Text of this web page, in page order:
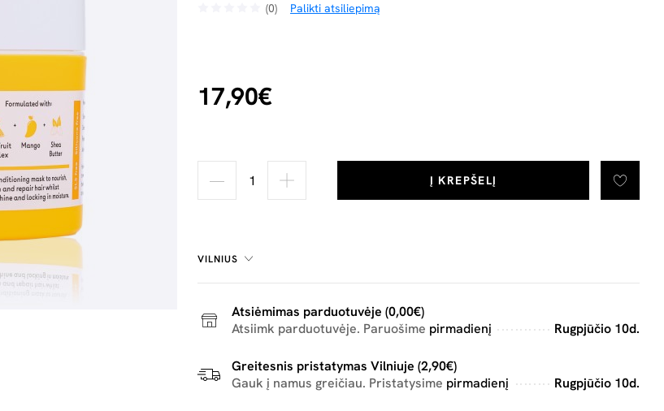
(0) Palikti atsiliepimą
17,90€
Į KREPŠELĮ
VILNIUS
Atsiėmimas parduotuvėje (0,00€)
Atsiimk parduotuvėje. Paruošime pirmadienį Rugpjūčio 10d.
Greitesnis pristatymas Vilniuje (2,90€)
Gauk į namus greičiau. Pristatysime pirmadienį Rugpjūčio 10d.